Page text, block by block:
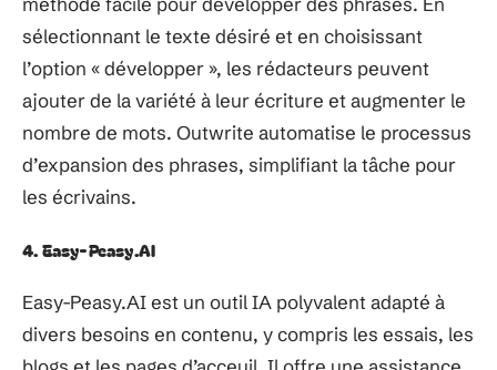
sélectionnant le texte désiré et en choisissant
l’option « développer », les rédacteurs peuvent
ajouter de la variété à leur écriture et augmenter le
nombre de mots. Outwrite automatise le processus
d’expansion des phrases, simplifiant la tâche pour
les écrivains.
4. Easy-Peasy.AI
Easy-Peasy.AI est un outil IA polyvalent adapté à
divers besoins en contenu, y compris les essais, les